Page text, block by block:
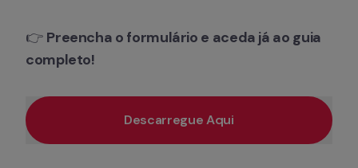
👉 Preencha o formulário e aceda já ao guia
completo!
Descarregue Aqui